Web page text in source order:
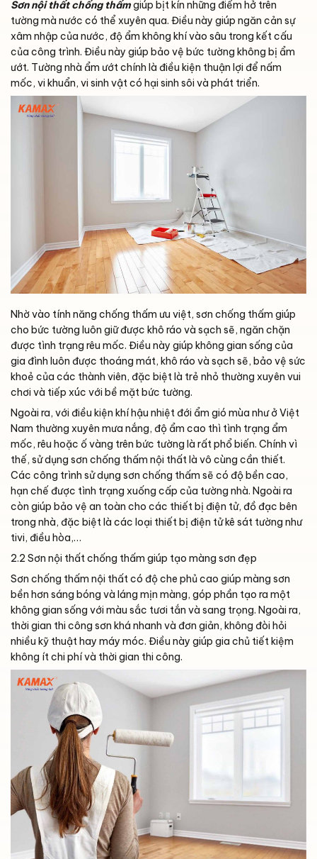
Sơn nội thất chống thấmgiúp bịt kín những điểm hở trên
tường mà nước có thể xuyên qua. Điều này giúp ngăn cản sự
xâm nhập của nước, độ ẩm không khí vào sâu trong kết cấu
của công trình. Điều này giúp bảo vệ bức tường không bị ẩm
ướt. Tường nhà ẩm ướt chính là điều kiện thuận lợi để nấm
mốc, vi khuẩn, vi sinh vật có hại sinh sôi và phát triển.
Nhờ vào tính năng chống thấm ưu việt, sơn chống thấm giúp
cho bức tường luôn giữ được khô ráo và sạch sẽ, ngăn chặn
được tình trạng rêu mốc. Điều này giúp không gian sống của
gia đình luôn được thoáng mát, khô ráo và sạch sẽ, bảo vệ sức
khoẻ của các thành viên, đặc biệt là trẻ nhỏ thường xuyên vui
chơi và tiếp xúc với bề mặt bức tường.
Ngoài ra, với điều kiện khí hậu nhiệt đới ẩm gió mùa như ở Việt
Nam thường xuyên mưa nắng, độ ẩm cao thì tình trạng ẩm
mốc, rêu hoặc ố vàng trên bức tường là rất phổ biến. Chính vì
thế, sử dụng sơn chống thấm nội thất là vô cùng cần thiết.
Các công trình sử dụng sơn chống thấm sẽ có độ bền cao,
hạn chế được tình trạng xuống cấp của tường nhà. Ngoài ra
còn giúp bảo vệ an toàn cho các thiết bị điện tử, đồ đạc bên
trong nhà, đặc biệt là các loại thiết bị điện tử kê sát tường như
tivi, điều hòa,…
2.2 Sơn nội thất chống thấm giúp tạo màng sơn đẹp
Sơn chống thấm nội thất có độ che phủ cao giúp màng sơn
bền hơn sáng bóng và láng mịn màng, góp phần tạo ra một
không gian sống với màu sắc tươi tắn và sang trọng. Ngoài ra,
thời gian thi công sơn khá nhanh và đơn giản, không đòi hỏi
nhiều kỹ thuật hay máy móc. Điều này giúp gia chủ tiết kiệm
không ít chi phí và thời gian thi công.